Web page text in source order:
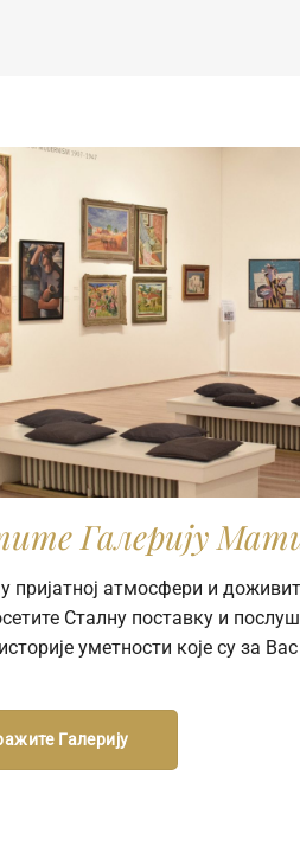
Галерију
пријатној атмосфери и
Сталну поставку и
уметности које су за
Галерију